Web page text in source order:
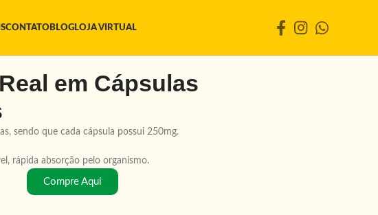
CONTATOBLOGLOJA VIRTUAL
em Cápsulas
sendo que cada cápsula possui 250mg.
rápida absorção pelo organismo.
Compre Aqui